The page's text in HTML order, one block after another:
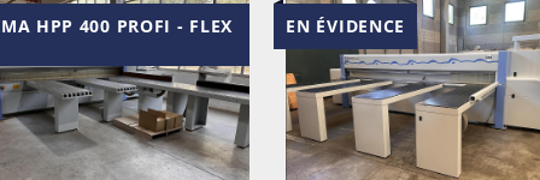
ÉVIDENCE EN ÉVIDENCE